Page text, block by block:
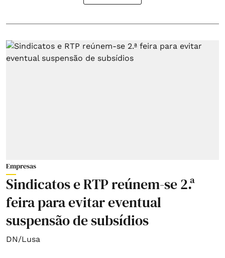
Empresas
Sindicatos e RTP reúnem-se 2.ª
feira para evitar eventual
suspensão de subsídios
DN/Lusa